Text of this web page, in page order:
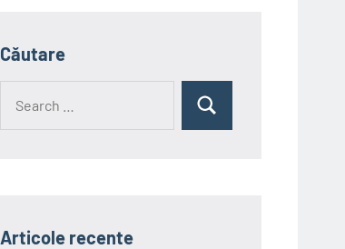
Căutare
Search
Articole recente